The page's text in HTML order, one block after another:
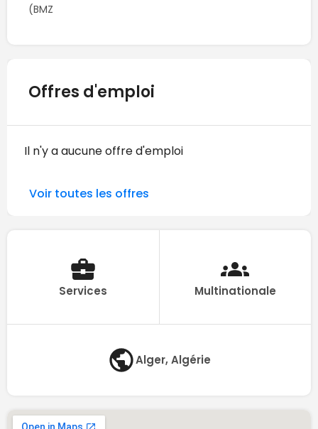
(BMZ
Offres d'emploi
Il n'y a aucune offre d'emploi
Voir toutes les offres
Services Multinationale
Alger, Algérie